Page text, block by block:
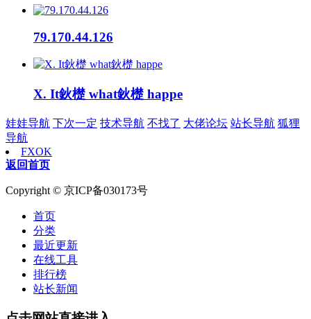
79.170.44.126
X. It鈥檚 what鈥檚 happe
娃娃导航 下次一定 技术导航 不找了 大佬论坛 站长导航 狐狸
导航
FXOK
返回首页
Copyright © 京ICP备030173号
首页
分类
最近更新
在线工具
排行榜
站长新闻